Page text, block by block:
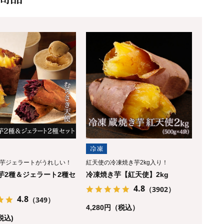
ジェラートがうれしい！
2種＆ジェラート2種セ
4.8 （349）
込)
紅天使の冷凍焼き芋2kg入り！
冷凍焼き芋【紅天使】2kg
4.8（3902）
4,280円（税込）